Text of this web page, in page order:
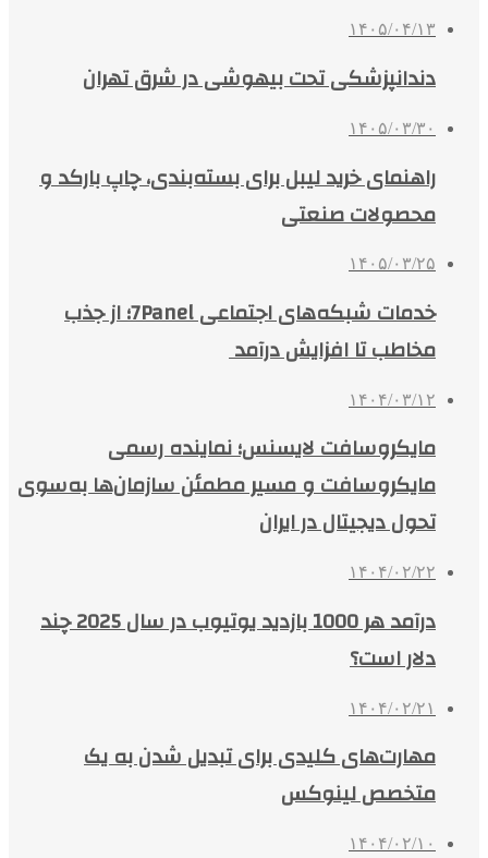
۱۴۰۵/۰۴/۱۳
دندانپزشکی تحت بیهوشی در شرق تهران
۱۴۰۵/۰۳/۳۰
راهنمای خرید لیبل برای بسته‌بندی، چاپ بارکد و
محصولات صنعتی
۱۴۰۵/۰۳/۲۵
خدمات شبکه‌های اجتماعی 7Panel؛ از جذب
مخاطب تا افزایش درآمد
۱۴۰۴/۰۳/۱۲
مایکروسافت لایسنس؛ نماینده رسمی
مایکروسافت و مسیر مطمئن سازمان‌ها به‌سوی
تحول دیجیتال در ایران
۱۴۰۴/۰۲/۲۲
درآمد هر 1000 بازدید یوتیوب در سال 2025 چند
دلار است؟
۱۴۰۴/۰۲/۲۱
مهارت‌های کلیدی برای تبدیل شدن به یک
متخصص لینوکس
۱۴۰۴/۰۲/۱۰